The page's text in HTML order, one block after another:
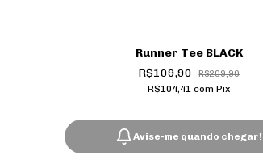
Runner Tee BLACK
R$109,90
R$209,90
R$104,41com Pix
Avise-me quando chegar!